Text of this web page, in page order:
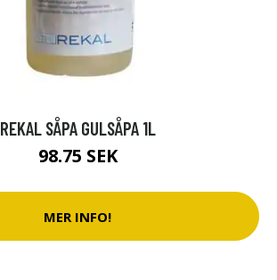
REKAL SÅPA GULSÅPA 1L
98.75 SEK
MER INFO!